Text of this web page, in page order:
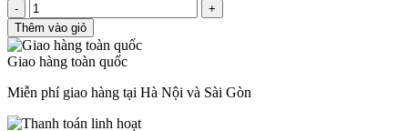
-
+
Thêm vào giỏ
Giao hàng toàn quốc
Miễn phí giao hàng tại Hà Nội và Sài Gòn